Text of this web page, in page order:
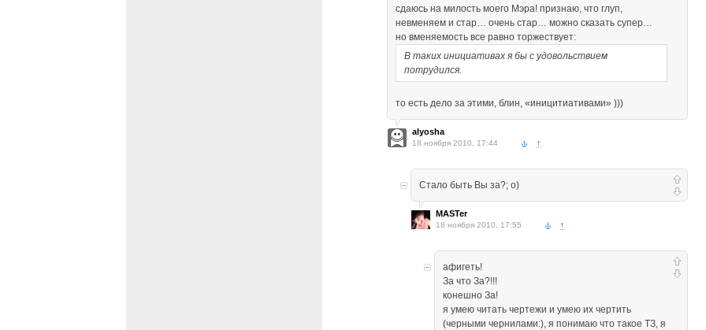
сдаюсь на милость моего Мэра! признаю, что глуп,
невменяем и стар… очень стар… можно сказать супер…
но вменяемость все равно торжествует:
В таких инициативах я бы с удовольствием
потрудился.
то есть дело за этими, блин, «иницитиативами» )))
alyosha
18 ноября 2010, 17:44 ↑
Стало быть Вы за?; о)
MASTer
18 ноября 2010, 17:55 ↑
афигеть!
За что За?!!!
конешно За!
я умею читать чертежи и умею их чертить
(черными чернилами:), я понимаю что такое ТЗ, я